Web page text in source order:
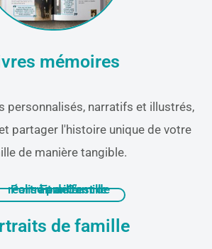
mémoires
personnalisés, narratifs et illustrés,
partager l'histoire unique de votre
de manière tangible.​
de famille